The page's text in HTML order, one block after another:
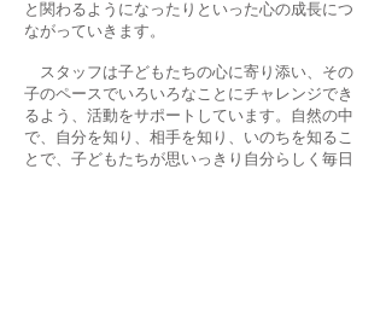
と関わるようになったりといった心の成長につ
ながっていきます。
スタッフは子どもたちの心に寄り添い、その
子のペースでいろいろなことにチャレンジでき
るよう、活動をサポートしています。自然の中
で、自分を知り、相手を知り、いのちを知るこ
とで、子どもたちが思いっきり自分らしく毎日